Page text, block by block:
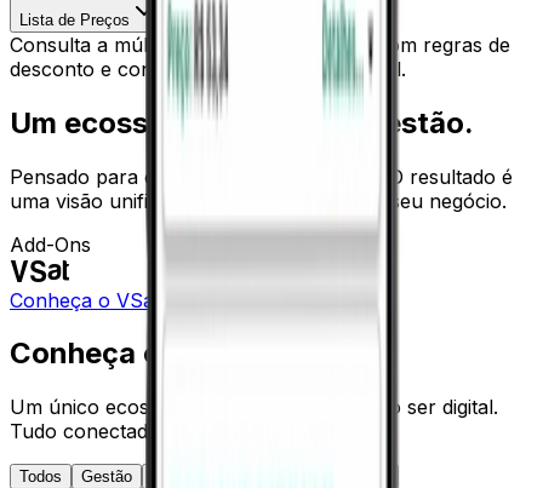
Lista de Preços
Consulta a múltiplas tabelas de preços, com regras de
desconto e condições por cliente ou canal.
Um ecossistema, uma só gestão.
Pensado para operar integrado ao VSat. O resultado é
uma visão unificada de ponta a ponta do seu negócio.
Add-Ons
VSat
Conheça o VSat ERP
Conheça outros sistemas
Um único ecossistema para o seu negócio ser digital.
Tudo conectado.
Todos Gestão